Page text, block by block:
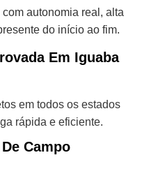
autonomia real, alta
do início ao fim.
Em Iguaba
em todos os estados
rápida e eficiente.
Campo